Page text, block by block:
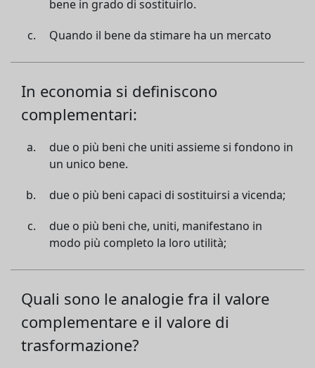
bene in grado di sostituirlo.
Quando il bene da stimare ha un mercato
In economia si definiscono
complementari:
due o più beni che uniti assieme si fondono in
un unico bene.
due o più beni capaci di sostituirsi a vicenda;
due o più beni che, uniti, manifestano in
modo più completo la loro utilità;
Quali sono le analogie fra il valore
complementare e il valore di
trasformazione?